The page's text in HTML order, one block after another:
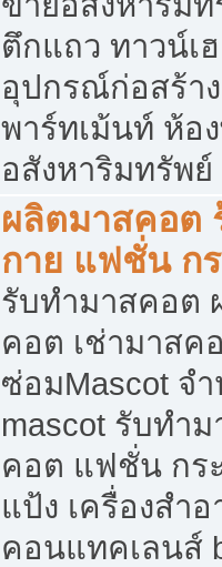
ตึกแถว ทาวน์เ
อุปกรณ์ก่อสร้า
พาร์ทเม้นท์ ห้อ
อสังหาริมทรัพ
ผลิตมาสคอต
กาย แฟชั่น กร
รับทำมาสคอต
คอต เช่ามาสค
ซ่อมMascot จ
mascot รับทำ
คอต แฟชั่น กระ
แป้ง เครื่องสำ
คอนแทคเลนส์